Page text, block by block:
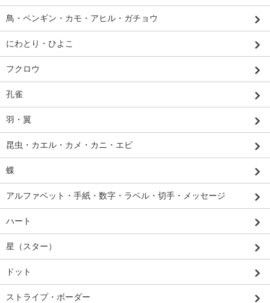
鳥・ペンギン・カモ・アヒル・ガチョウ
にわとり・ひよこ
フクロウ
孔雀
羽・翼
昆虫・カエル・カメ・カニ・エビ
蝶
アルファベット・手紙・数字・ラベル・切手・メッセージ
ハート
星（スター）
ドット
ストライプ・ボーダー